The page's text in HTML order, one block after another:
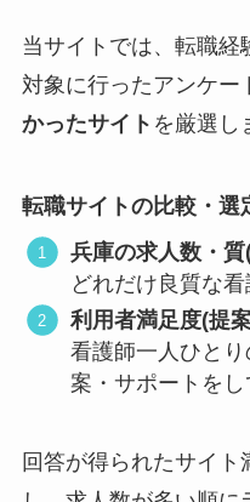
当サイトでは、転職経
対象に行ったアンケー
かったサイト を厳選し
転職サイトの比較・選
兵庫の求人数・
どれだけ良質な
利用者満足度(提
看護師一人ひと
案・サポートを
回答が得られたサイ